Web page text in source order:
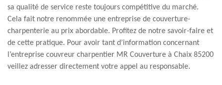
sa qualité de service reste toujours compétitive du marché.
Cela fait notre renommée une entreprise de couverture-
charpenterie au prix abordable. Profitez de notre savoir-faire et
de cette pratique. Pour avoir tant d’information concernant
l’entreprise couvreur charpentier MR Couverture à Chaix 85200
veillez adresser directement votre appel au responsable.